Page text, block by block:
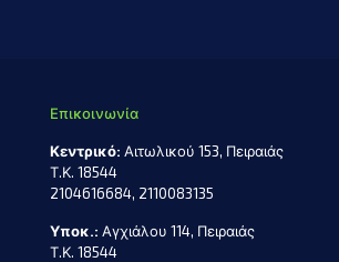
Επικοινωνία
Κεντρικό: Αιτωλικού 153, Πειραιάς
Τ.Κ. 18544
2104616684, 2110083135
Υποκ.: Αγχιάλου 114, Πειραιάς
Τ.Κ. 18544